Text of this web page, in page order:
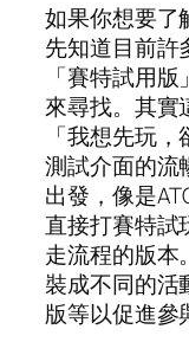
如果你想要了
先知道目前許
「賽特試用
來尋找。其實
「我想先玩
測試介面的流
出發，像是
直接打賽特試
走流程的版本
裝成不同的活
版等以促進參